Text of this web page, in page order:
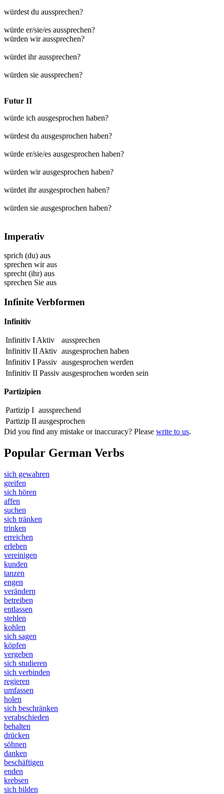
würdest du aussprechen?
würde er/sie/es aussprechen?
würden wir aussprechen?
würdet ihr aussprechen?
würden sie aussprechen?
Futur II
würde ich ausgesprochen haben?
würdest du ausgesprochen haben?
würde er/sie/es ausgesprochen haben?
würden wir ausgesprochen haben?
würdet ihr ausgesprochen haben?
würden sie ausgesprochen haben?
Imperativ
sprich (du) aus
sprechen wir aus
sprecht (ihr) aus
sprechen Sie aus
Infinite Verbformen
Infinitiv
Infinitiv I Aktiv
aussprechen
Infinitiv II Aktiv ausgesprochen haben
Infinitiv I Passiv ausgesprochen werden
Infinitiv II Passiv ausgesprochen worden sein
Partizipien
Partizip I aussprechend
Partizip II ausgesprochen
Did you find any mistake or inaccuracy? Please write to us.
Popular German Verbs
sich gewahren
greifen
sich hören
affen
suchen
sich tränken
trinken
erreichen
erleben
vereinigen
kunden
tanzen
engen
verändern
betreiben
entlassen
stehlen
kohlen
sich sagen
köpfen
vergeben
sich studieren
sich verbinden
regieren
umfassen
holen
sich beschränken
verabschieden
behalten
drücken
söhnen
danken
beschäftigen
enden
krebsen
sich bilden